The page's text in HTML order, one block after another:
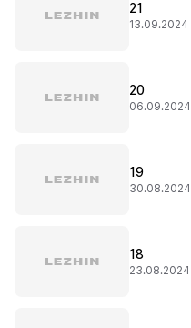
21
13.09.2024
20
06.09.2024
19
30.08.2024
18
23.08.2024